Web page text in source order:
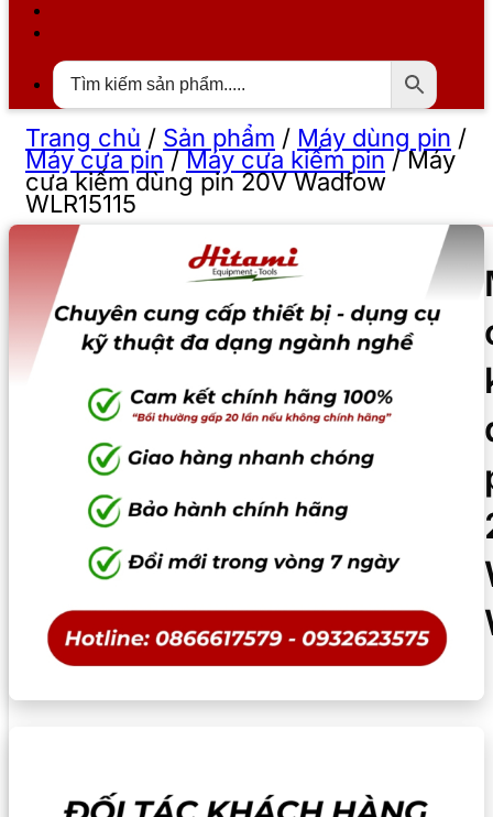
Trang chủ / Sản phẩm / Máy dùng pin /
Máy cưa pin/Máy cưa kiếm pin/Máy
cưa kiếm dùng pin 20V Wadfow
WLR15115